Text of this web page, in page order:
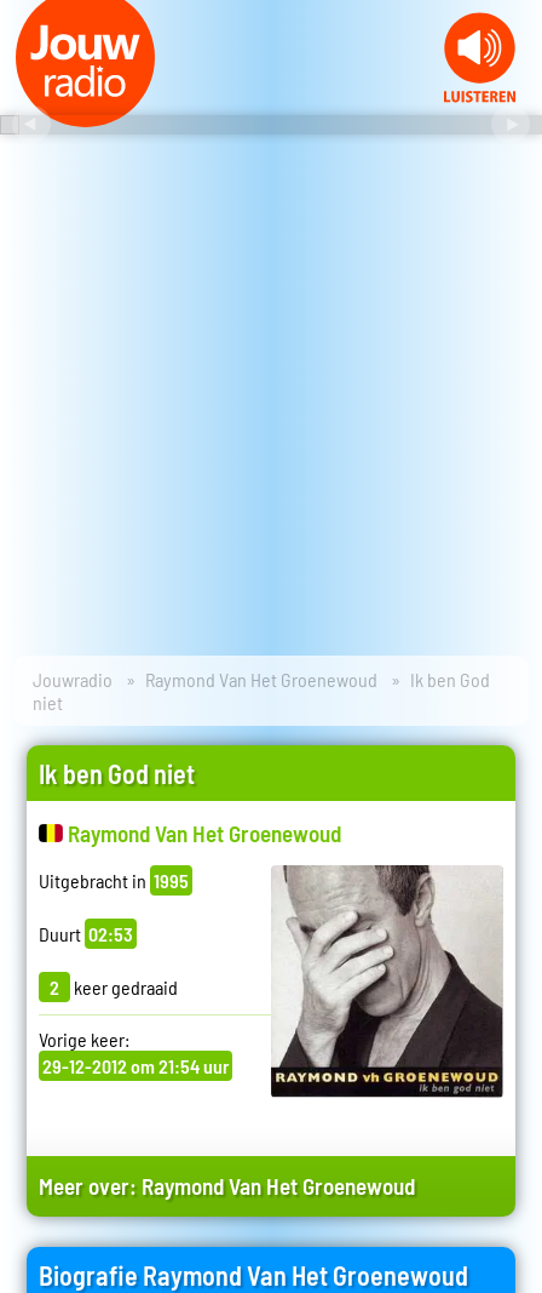
Jouwradio Raymond Van Het Groenewoud
Ik ben God
niet
Ik ben God niet
Raymond Van Het Groenewoud
Uitgebracht in 1995
Duurt 02:53
2 keer gedraaid
Vorige keer:
29-12-2012 om 21:54 uur
Meer over: Raymond Van Het Groenewoud
Biografie Raymond Van Het Groenewoud